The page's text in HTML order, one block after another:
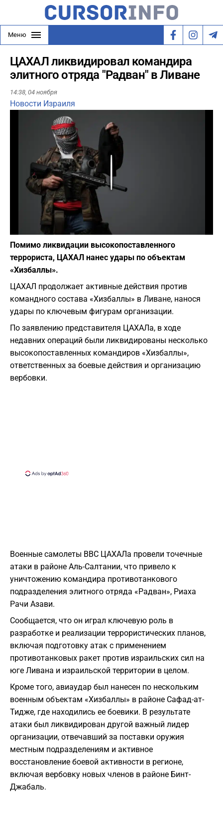
Меню
ЦАХАЛ ликвидировал командира
элитного отряда "Радван" в Ливане
14:38, 04 ноября
Новости Израиля
Play
Помимо ликвидации высокопоставленного
террориста, ЦАХАЛ нанес удары по объектам
«Хизбаллы».
ЦАХАЛ продолжает активные действия против
командного состава «Хизбаллы» в Ливане, нанося
удары по ключевым фигурам организации.
По заявлению представителя ЦАХАЛа, в ходе
недавних операций были ликвидированы несколько
высокопоставленных командиров «Хизбаллы»,
ответственных за боевые действия и организацию
вербовки.
Военные самолеты ВВС ЦАХАЛа провели точечные
атаки в районе Аль-Салтании, что привело к
уничтожению командира противотанкового
подразделения элитного отряда «Радван», Риаха
Рачи Азави.
Сообщается, что он играл ключевую роль в
разработке и реализации террористических планов,
включая подготовку атак с применением
противотанковых ракет против израильских сил на
юге Ливана и израильской территории в целом.
Кроме того, авиаудар был нанесен по нескольким
военным объектам «Хизбаллы» в районе Сафад-ат-
Тидже, где находились ее боевики. В результате
атаки был ликвидирован другой важный лидер
организации, отвечавший за поставки оружия
местным подразделениям и активное
восстановление боевой активности в регионе,
включая вербовку новых членов в районе Бинт-
Джабаль.